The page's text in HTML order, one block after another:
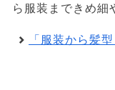
ら服装まできめ細
「服装から髪